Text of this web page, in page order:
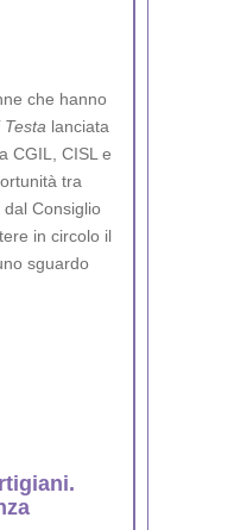
che hanno
lanciata
CGIL, CISL e
tra
Consiglio
in circolo il
sguardo